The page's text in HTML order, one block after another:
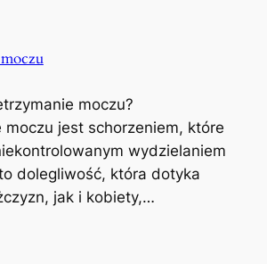
moczu?
moczu jest schorzeniem, które
wydzielaniem
dolegliwość, która dotyka
jak i kobiety,…